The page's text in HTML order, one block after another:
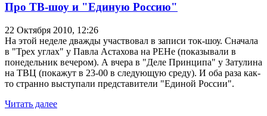
Про ТВ-шоу и "Единую Россию"
22 Октября 2010, 12:26
На этой неделе дважды участвовал в записи ток-шоу. Сначала
в "Трех углах" у Павла Астахова на РЕНе (показывали в
понедельник вечером). А вчера в "Деле Принципа" у Затулина
на ТВЦ (покажут в 23-00 в следующую среду). И оба раза как-
то странно выступали представители "Единой России".
Читать далее